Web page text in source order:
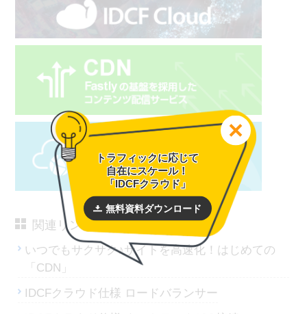
関連リンク
いつでもサクサク♪サイトを高速化！はじめての
「CDN」
IDCFクラウド仕様 ロードバランサー
トラフィックに応じて
自在にスケール！
「IDCFクラウド」
無料資料ダウンロード